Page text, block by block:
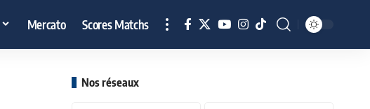
Mercato Scores Matchs
Nos réseaux